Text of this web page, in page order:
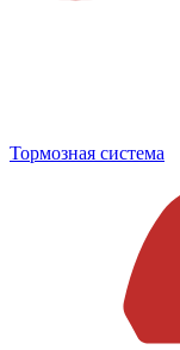
Тормозная система